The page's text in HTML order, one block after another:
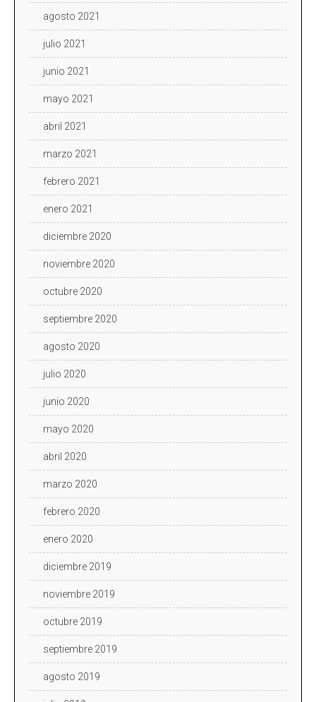
agosto 2021
julio 2021
junio 2021
mayo 2021
abril 2021
marzo 2021
febrero 2021
enero 2021
diciembre 2020
noviembre 2020
octubre 2020
septiembre 2020
agosto 2020
julio 2020
junio 2020
mayo 2020
abril 2020
marzo 2020
febrero 2020
enero 2020
diciembre 2019
noviembre 2019
octubre 2019
septiembre 2019
agosto 2019